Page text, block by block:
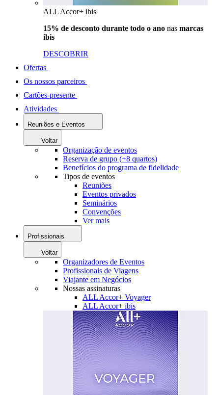
ALL Accor+ ibis
15% de desconto durante todo o ano nas marcas
ibis
DESCOBRIR
Ofertas
Os nossos parceiros
Cartões-presente
Atividades
Reuniões e Eventos
Voltar
Organização de eventos
Reserva de grupo (+8 quartos)
Benefícios do programa de fidelidade
Tipos de eventos
Reuniões
Eventos privados
Seminários
Convenções
Ver mais
Profissionais
Voltar
Organizadores de Eventos
Profissionais de Viagens
Viajante em Negócios
Nossas assinaturas
ALL Accor+ Voyager
ALL Accor+ ibis